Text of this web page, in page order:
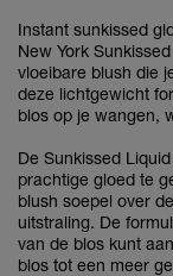
Instant sunkissed
New York
vloeibare blush die
deze lichtgewicht
blos op je wangen,
De Sunkissed
prachtige gloed te
blush soepel over
uitstraling. De
van de blos kunt
blos tot een meer